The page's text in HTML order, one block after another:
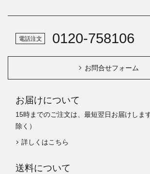
電話注文 0120-758106
お問合せフォーム
お届けについて
15時までのご注文は、最短翌日お届けしま
除く）
詳しくはこちら
送料について